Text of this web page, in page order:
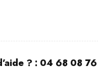
? : 04 68 08 76